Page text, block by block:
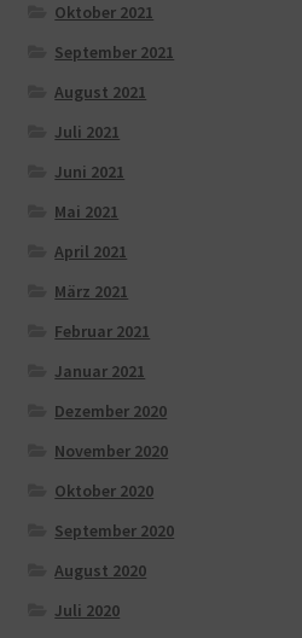
Oktober 2021
September 2021
August 2021
Juli 2021
Juni 2021
Mai 2021
April 2021
März 2021
Februar 2021
Januar 2021
Dezember 2020
November 2020
Oktober 2020
September 2020
August 2020
Juli 2020